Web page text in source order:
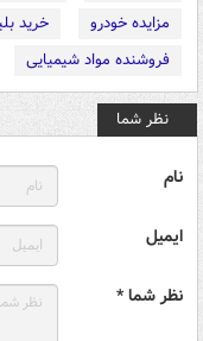
مزایده خودرو
خرید
فروشنده مواد شیمیایی
نظر شما
نام
ایمیل
نظر شما *